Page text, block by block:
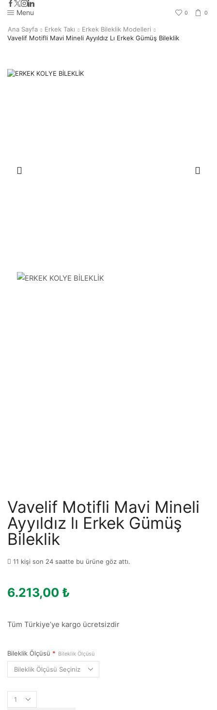
Menu 0 0
Ana Sayfa Erkek Takı
Erkek Bileklik Modelleri
Vavelif Motifli Mavi Mineli Ayyıldız Lı Erkek Gümüş Bileklik
Vavelif Motifli Mavi Mineli
Ayyıldız lı Erkek Gümüş
Bileklik
11 kişi son 24 saatte bu ürüne göz attı.
6.213,00 ₺
Tüm Türkiye’ye kargo ücretsizdir
Bileklik Ölçüsü * Bileklik Ölçüsü